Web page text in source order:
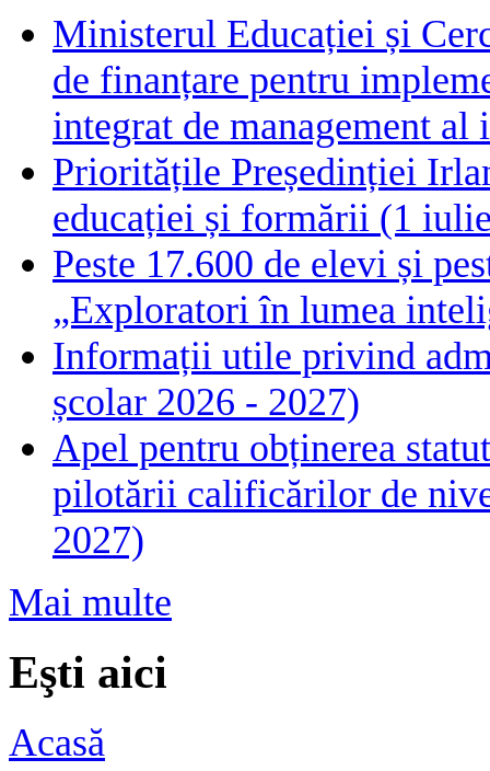
Ministerul Educației și
de finanțare pentru
integrat de management
Prioritățile Președinției
educației și formării (1
Peste 17.600 de elevi și
„Exploratori în lumea
Informații utile privind
școlar 2026 - 2027)
Apel pentru obținerea
pilotării calificărilor de
2027)
Mai multe
Eşti aici
Acasă